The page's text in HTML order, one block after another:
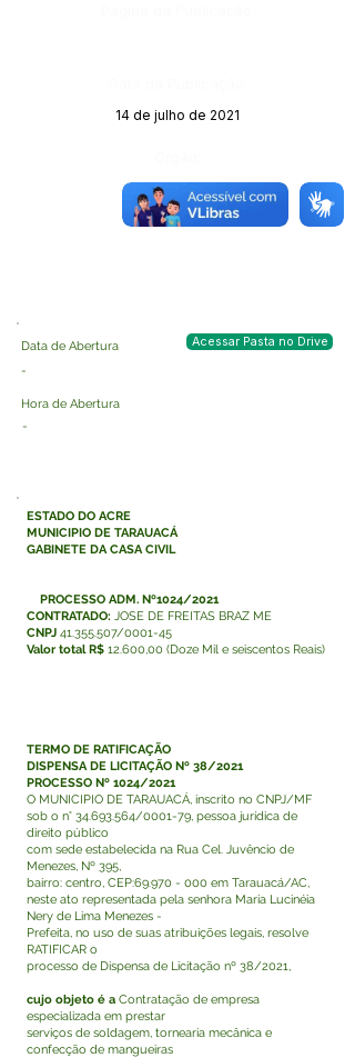
14 de julho de 2021
Sec. Obras
Data de Abertura
Acessar Pasta no Drive
-
Hora de Abertura
-
ESTADO DO ACRE
MUNICIPIO DE TARAUACÁ
GABINETE DA CASA CIVIL
PROCESSO ADM. Nº1024/2021
CONTRATADO: JOSE DE FREITAS BRAZ ME
CNPJ 41.355.507/0001-45
Valor total R$ 12.600,00 (Doze Mil e seiscentos Reais)
TERMO DE RATIFICAÇÃO
DISPENSA DE LICITAÇÃO Nº 38/2021
PROCESSO Nº 1024/2021
O MUNICIPIO DE TARAUACÁ, inscrito no CNPJ/MF
sob o n° 34.693.564/0001-79, pessoa jurídica de
direito público
com sede estabelecida na Rua Cel. Juvêncio de
Menezes, Nº 395,
bairro: centro, CEP:69.970 - 000 em Tarauacá/AC,
neste ato representada pela senhora Maria Lucinéia
Nery de Lima Menezes -
Prefeita, no uso de suas atribuições legais, resolve
RATIFICAR o
processo de Dispensa de Licitação nº 38/2021,
cujo objeto é a Contratação de empresa
especializada em prestar
serviços de soldagem, tornearia mecânica e
confecção de mangueiras